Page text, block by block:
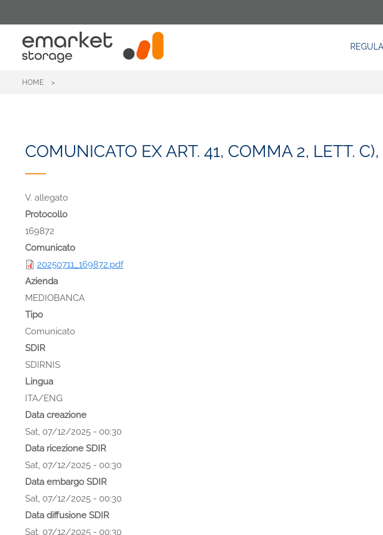
to
content
HOME
COMUNICATO EX ART. 41, COMMA 2, LETT.
V. allegato
Protocollo
169872
Comunicato
20250711_169872.pdf
Azienda
MEDIOBANCA
Tipo
Comunicato
SDIR
SDIRNIS
Lingua
ITA/ENG
Data creazione
Sat, 07/12/2025 - 00:30
Data ricezione SDIR
Sat, 07/12/2025 - 00:30
Data embargo SDIR
Sat, 07/12/2025 - 00:30
Data diffusione SDIR
Sat, 07/12/2025 - 00:30